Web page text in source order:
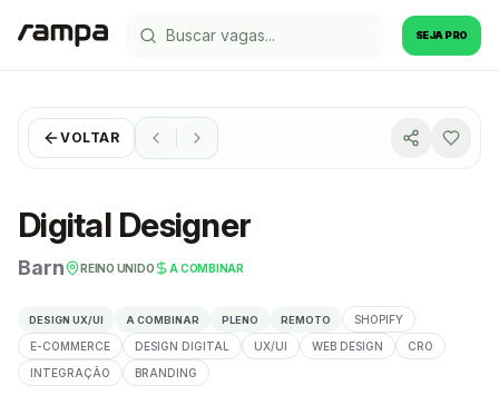
SEJA PRO
VOLTAR
Digital Designer
Barn REINO UNIDO A COMBINAR
DESIGN UX/UI A COMBINAR PLENO REMOTO
SHOPIFY
E-COMMERCE
DESIGN DIGITAL UX/UI WEB DESIGN
CRO
INTEGRAÇÃO
BRANDING